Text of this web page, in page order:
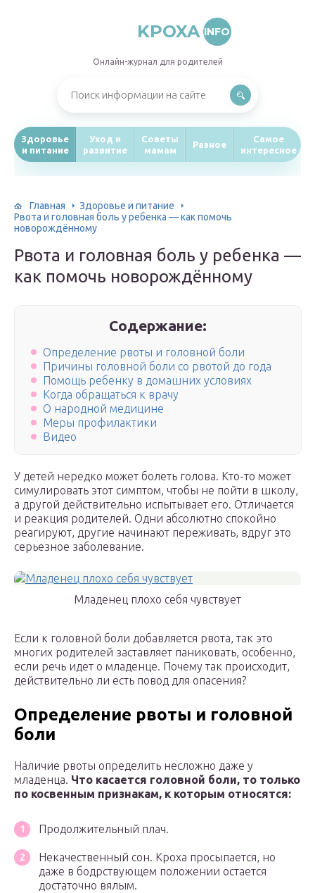
KPOXA INFO
Онлайн-журнал для родителей
Здоровье
и питание
Уход и
развитие
Советы
мамам
Разное
Самое
интересное
Главная
Здоровье и питание
Рвота и головная боль у ребенка — как помочь
новорождённому
Рвота и головная боль у ребенка —
как помочь новорождённому
Содержание:
Определение рвоты и головной боли
Причины головной боли со рвотой до года
Помощь ребенку в домашних условиях
Когда обращаться к врачу
О народной медицине
Меры профилактики
Видео
У детей нередко может болеть голова. Кто-то может
симулировать этот симптом, чтобы не пойти в школу,
а другой действительно испытывает его. Отличается
и реакция родителей. Одни абсолютно спокойно
реагируют, другие начинают переживать, вдруг это
серьезное заболевание.
Младенец плохо себя чувствует
Если к головной боли добавляется рвота, так это
многих родителей заставляет паниковать, особенно,
если речь идет о младенце. Почему так происходит,
действительно ли есть повод для опасения?
Определение рвоты и головной
боли
Наличие рвоты определить несложно даже у
младенца. Что касается головной боли, то только
по косвенным признакам, к которым относятся:
Продолжительный плач.
Некачественный сон. Кроха просыпается, но
даже в бодрствующем положении остается
достаточно вялым.